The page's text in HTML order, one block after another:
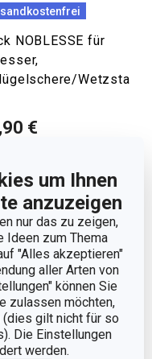
um Ihnen
anzuzeigen
nur das zu zeigen,
Ideen zum Thema
"Alles akzeptieren"
aller Arten von
können Sie
zulassen möchten,
(dies gilt nicht für so
Die Einstellungen
werden.
NOBLESSE für
Wetzsta
€
Warenkorb